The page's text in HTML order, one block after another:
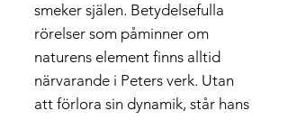
smeker själen. Betydelsefulla
rörelser som påminner om
naturens element finns alltid
närvarande i Peters verk. Utan
att förlora sin dynamik, står hans